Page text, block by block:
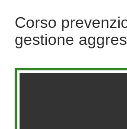
Corso
gestione